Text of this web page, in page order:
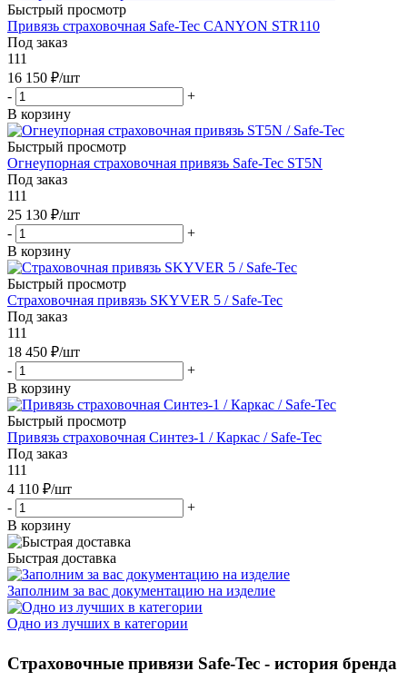
Быстрый просмотр
Привязь страховочная Safe-Tec CANYON STR110
Под заказ
111
16 150 ₽/шт
-
+
В корзину
Быстрый просмотр
Огнеупорная страховочная привязь Safe-Tec ST5N
Под заказ
111
25 130 ₽/шт
-
+
В корзину
Быстрый просмотр
Страховочная привязь SKYVER 5 / Safe-Tec
Под заказ
111
18 450 ₽/шт
-
+
В корзину
Быстрый просмотр
Привязь страховочная Синтез-1 / Каркас / Safe-Tec
Под заказ
111
4 110 ₽/шт
-
+
В корзину
Быстрая доставка
Заполним за вас документацию на изделие
Одно из лучших в категории
Страховочные привязи Safe-Tec - история бренда